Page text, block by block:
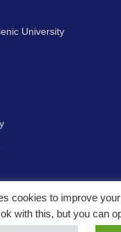
University
cookies to improve
with this, but you can